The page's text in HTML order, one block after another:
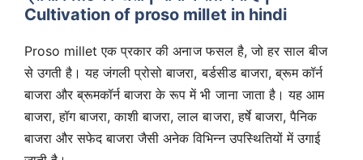
Cultivation of proso millet in hindi
Proso millet एक प्रकार की अनाज फसल है, जो हर साल बीज
से उगती है। यह जंगली प्रोसो बाजरा, बर्डसीड बाजरा, ब्रूम कॉर्न
बाजरा और ब्रूमकॉर्न बाजरा के रूप में भी जाना जाता है। यह आम
बाजरा, हॉग बाजरा, काशी बाजरा, लाल बाजरा, हर्षे बाजरा, पैनिक
बाजरा और सफेद बाजरा जैसी अनेक विभिन्न उपस्थितियों में उगाई